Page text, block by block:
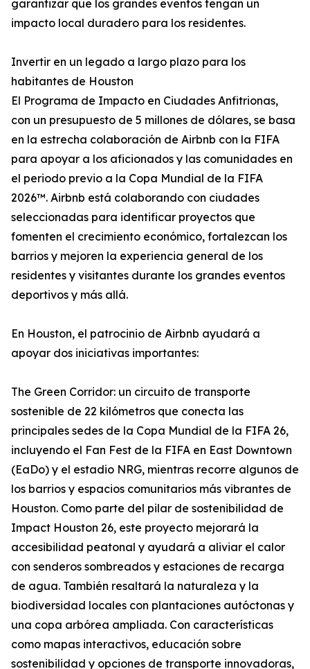
garantizar que los grandes eventos tengan un
impacto local duradero para los residentes.
Invertir en un legado a largo plazo para los
habitantes de Houston
El Programa de Impacto en Ciudades Anfitrionas,
con un presupuesto de 5 millones de dólares, se basa
en la estrecha colaboración de Airbnb con la FIFA
para apoyar a los aficionados y las comunidades en
el periodo previo a la Copa Mundial de la FIFA
2026™. Airbnb está colaborando con ciudades
seleccionadas para identificar proyectos que
fomenten el crecimiento económico, fortalezcan los
barrios y mejoren la experiencia general de los
residentes y visitantes durante los grandes eventos
deportivos y más allá.
En Houston, el patrocinio de Airbnb ayudará a
apoyar dos iniciativas importantes:
The Green Corridor: un circuito de transporte
sostenible de 22 kilómetros que conecta las
principales sedes de la Copa Mundial de la FIFA 26,
incluyendo el Fan Fest de la FIFA en East Downtown
(EaDo) y el estadio NRG, mientras recorre algunos de
los barrios y espacios comunitarios más vibrantes de
Houston. Como parte del pilar de sostenibilidad de
Impact Houston 26, este proyecto mejorará la
accesibilidad peatonal y ayudará a aliviar el calor
con senderos sombreados y estaciones de recarga
de agua. También resaltará la naturaleza y la
biodiversidad locales con plantaciones autóctonas y
una copa arbórea ampliada. Con características
como mapas interactivos, educación sobre
sostenibilidad y opciones de transporte innovadoras,